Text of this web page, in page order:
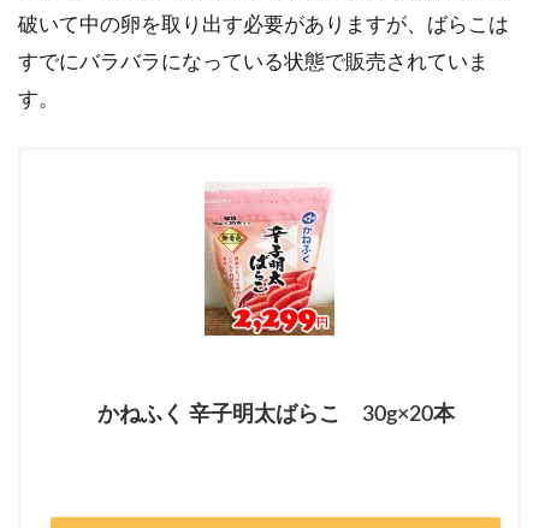
破いて中の卵を取り出す必要がありますが、ばらこは
すでにバラバラになっている状態で販売されていま
す。
かねふく 辛子明太ばらこ 30g×20本